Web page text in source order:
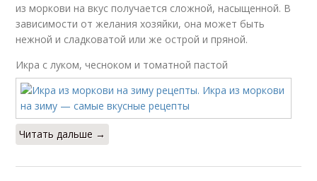
из моркови на вкус получается сложной, насыщенной. В
зависимости от желания хозяйки, она может быть
нежной и сладковатой или же острой и пряной.
Икра с луком, чесноком и томатной пастой
Читать дальше →